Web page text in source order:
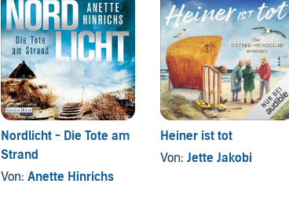
Nordlicht - Die Tote am
Strand
Von: Anette Hinrichs
Heiner ist tot
Von: Jette Jakobi